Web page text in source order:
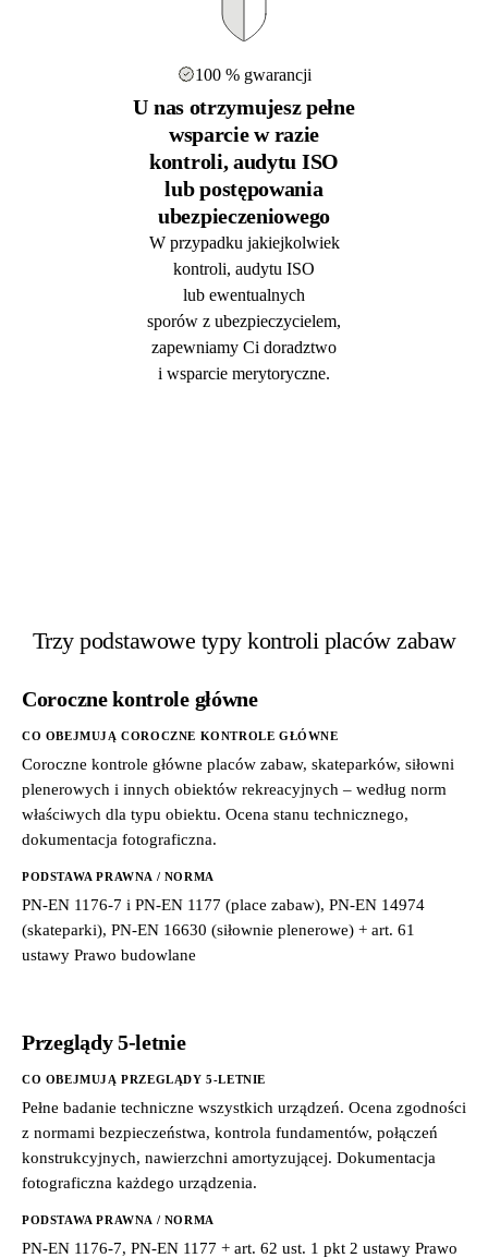
100 % gwarancji
U nas otrzymujesz pełne
wsparcie w razie
kontroli, audytu ISO
lub postępowania
ubezpieczeniowego
W przypadku jakiejkolwiek
kontroli, audytu ISO
lub ewentualnych
sporów z ubezpieczycielem,
zapewniamy Ci doradztwo
i wsparcie merytoryczne.
Trzy podstawowe typy kontroli placów zabaw
Coroczne kontrole główne
CO OBEJMUJĄ COROCZNE KONTROLE GŁÓWNE
Coroczne kontrole główne placów zabaw, skateparków, siłowni
plenerowych i innych obiektów rekreacyjnych – według norm
właściwych dla typu obiektu. Ocena stanu technicznego,
dokumentacja fotograficzna.
PODSTAWA PRAWNA / NORMA
PN-EN 1176-7 i PN-EN 1177 (place zabaw), PN-EN 14974
(skateparki), PN-EN 16630 (siłownie plenerowe) + art. 61
ustawy Prawo budowlane
Przeglądy 5-letnie
CO OBEJMUJĄ PRZEGLĄDY 5-LETNIE
Pełne badanie techniczne wszystkich urządzeń. Ocena zgodności
z normami bezpieczeństwa, kontrola fundamentów, połączeń
konstrukcyjnych, nawierzchni amortyzującej. Dokumentacja
fotograficzna każdego urządzenia.
PODSTAWA PRAWNA / NORMA
PN-EN 1176-7, PN-EN 1177 + art. 62 ust. 1 pkt 2 ustawy Prawo